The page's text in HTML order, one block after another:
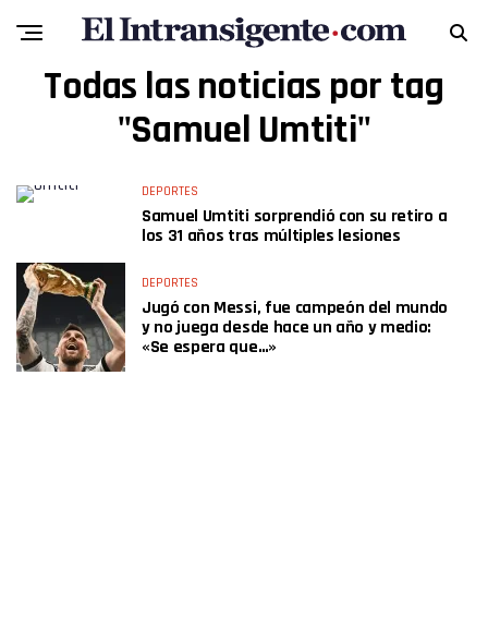
Todas las noticias por tag
"Samuel Umtiti"
DEPORTES
Samuel Umtiti sorprendió con su retiro a
los 31 años tras múltiples lesiones
DEPORTES
Jugó con Messi, fue campeón del mundo
y no juega desde hace un año y medio:
«Se espera que…»